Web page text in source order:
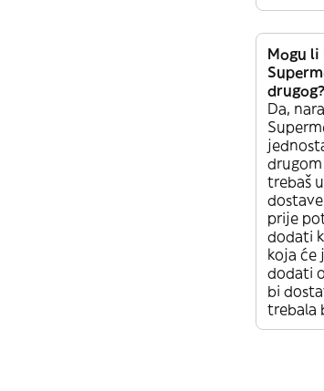
Mogu
drugog?
Da,
trebaš
prije
dodati
koja će
dodati
bi
trebala